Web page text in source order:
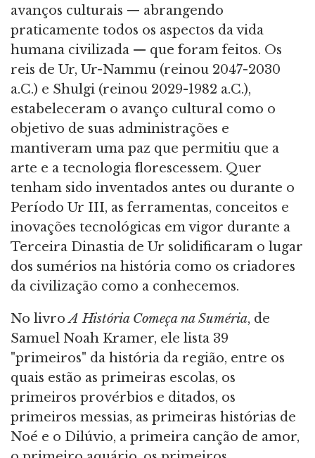
avanços culturais — abrangendo
praticamente todos os aspectos da vida
humana civilizada — que foram feitos. Os
reis de Ur, Ur-Nammu (reinou 2047-2030
a.C.) e Shulgi (reinou 2029-1982 a.C.),
estabeleceram o avanço cultural como o
objetivo de suas administrações e
mantiveram uma paz que permitiu que a
arte e a tecnologia florescessem. Quer
tenham sido inventados antes ou durante o
Período Ur III, as ferramentas, conceitos e
inovações tecnológicas em vigor durante a
Terceira Dinastia de Ur solidificaram o lugar
dos sumérios na história como os criadores
da civilização como a conhecemos.
No livroA História Começa na Suméria, de
Samuel Noah Kramer, ele lista 39
"primeiros" da história da região, entre os
quais estão as primeiras escolas, os
primeiros provérbios e ditados, os
primeiros messias, as primeiras histórias de
Noé e o Dilúvio, a primeira canção de amor,